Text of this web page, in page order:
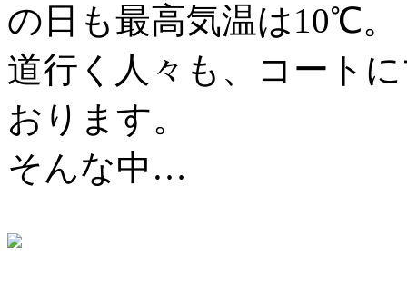
の日も最高気温は10℃。
道行く人々も、コート
おります。
そんな中…